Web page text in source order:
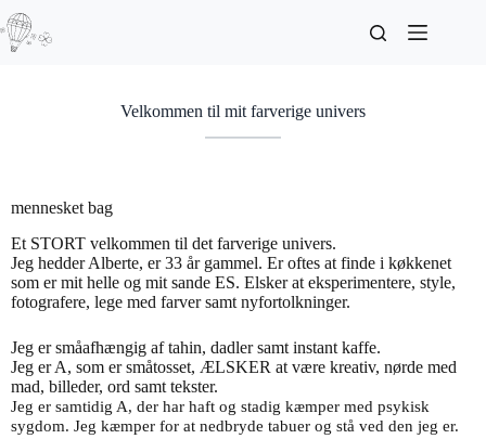
Velkommen til mit farverige univers
mennesket bag
Et STORT velkommen til det farverige univers.
Jeg hedder Alberte, er 33 år gammel. Er oftes at finde i køkkenet
som er mit helle og mit sande ES. Elsker at eksperimentere, style,
fotografere, lege med farver samt nyfortolkninger.
Jeg er småafhængig aftahin, dadler samt instant kaffe.
Jeg er A, som er småtosset, ÆLSKER at være kreativ, nørde med
mad, billeder, ord samt tekster.
Jeg er samtidig A, der har haft og stadig kæmper med psykisk
sygdom. Jeg kæmper for at nedbryde tabuer og stå ved den jeg er.